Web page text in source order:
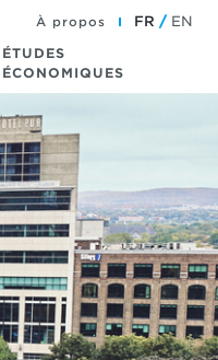
ÉTUDES
ÉCONOMIQUES
À propos FR EN